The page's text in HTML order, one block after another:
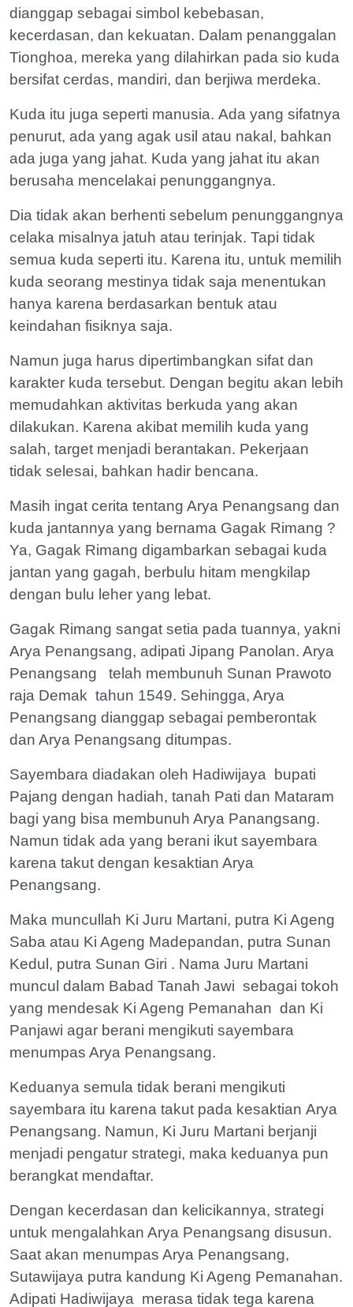
dianggap sebagai simbol kebebasan,
kecerdasan, dan kekuatan. Dalam penanggalan
Tionghoa, mereka yang dilahirkan pada sio kuda
bersifat cerdas, mandiri, dan berjiwa merdeka.
Kuda itu juga seperti manusia. Ada yang sifatnya
penurut, ada yang agak usil atau nakal, bahkan
ada juga yang jahat. Kuda yang jahat itu akan
berusaha mencelakai penunggangnya.
Dia tidak akan berhenti sebelum penunggangnya
celaka misalnya jatuh atau terinjak. Tapi tidak
semua kuda seperti itu. Karena itu, untuk memilih
kuda seorang mestinya tidak saja menentukan
hanya karena berdasarkan bentuk atau
keindahan fisiknya saja.
Namun juga harus dipertimbangkan sifat dan
karakter kuda tersebut. Dengan begitu akan lebih
memudahkan aktivitas berkuda yang akan
dilakukan. Karena akibat memilih kuda yang
salah, target menjadi berantakan. Pekerjaan
tidak selesai, bahkan hadir bencana.
Masih ingat cerita tentang Arya Penangsang dan
kuda jantannya yang bernama Gagak Rimang ?
Ya, Gagak Rimang digambarkan sebagai kuda
jantan yang gagah, berbulu hitam mengkilap
dengan bulu leher yang lebat.
Gagak Rimang sangat setia pada tuannya, yakni
Arya Penangsang, adipati Jipang Panolan. Arya
Penangsang telah membunuh Sunan Prawoto
raja Demak tahun 1549. Sehingga, Arya
Penangsang dianggap sebagai pemberontak
dan Arya Penangsang ditumpas.
Sayembara diadakan oleh Hadiwijaya bupati
Pajang dengan hadiah, tanah Pati dan Mataram
bagi yang bisa membunuh Arya Panangsang.
Namun tidak ada yang berani ikut sayembara
karena takut dengan kesaktian Arya
Penangsang.
Maka muncullah Ki Juru Martani, putra Ki Ageng
Saba atau Ki Ageng Madepandan, putra Sunan
Kedul, putra Sunan Giri . Nama Juru Martani
muncul dalam Babad Tanah Jawi sebagai tokoh
yang mendesak Ki Ageng Pemanahan dan Ki
Panjawi agar berani mengikuti sayembara
menumpas Arya Penangsang.
Keduanya semula tidak berani mengikuti
sayembara itu karena takut pada kesaktian Arya
Penangsang. Namun, Ki Juru Martani berjanji
menjadi pengatur strategi, maka keduanya pun
berangkat mendaftar.
Dengan kecerdasan dan kelicikannya, strategi
untuk mengalahkan Arya Penangsang disusun.
Saat akan menumpas Arya Penangsang,
Sutawijaya putra kandung Ki Ageng Pemanahan.
Adipati Hadiwijaya merasa tidak tega karena